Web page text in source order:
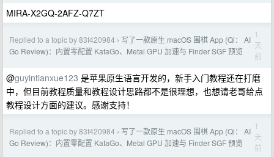
MIRA-X2GQ-2AFZ-Q7ZT
Replied to a topic by 83f420984 › 写了一款原生 macOS 围棋 App (Qi： AI
Go Review)：内置零配置 KataGo、Metal GPU 加速与 Finder SGF 预览
1
天
前
@guyintianxue123 是苹果原生语言开发的，新手入门教程还在打磨
中，但目前教程质量和教程设计思路都不是很理想，也想请老哥给点
教程设计方面的建议。感谢支持！
Replied to a topic by 83f420984 › 写了一款原生 macOS 围棋 App (Qi： AI
Go Review)：内置零配置 KataGo、Metal GPU 加速与 Finder SGF 预览
1
天
前